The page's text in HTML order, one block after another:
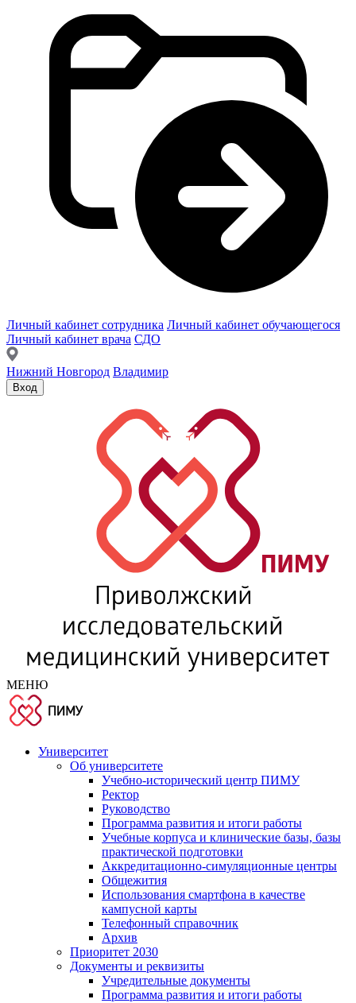
Личный кабинет сотрудника Личный кабинет обучающегося
Личный кабинет врача СДО
Нижний Новгород Владимир
Вход
МЕНЮ
Университет
Об университете
Учебно-исторический центр ПИМУ
Ректор
Руководство
Программа развития и итоги работы
Учебные корпуса и клинические базы, базы
практической подготовки
Аккредитационно-симуляционные центры
Общежития
Использования смартфона в качестве
кампусной карты
Телефонный справочник
Архив
Приоритет 2030
Документы и реквизиты
Учредительные документы
Программа развития и итоги работы